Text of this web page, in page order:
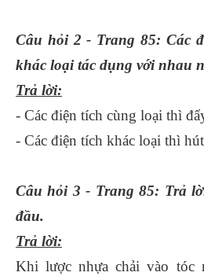
Câu hỏi 2 - Trang 85: Các
khác loại tác dụng với nhau
Trả lời:
- Các điện tích cùng loại thì
- Các điện tích khác loại thì
Câu hỏi 3 - Trang 85: Trả
đầu.
Trả lời:
Khi lược nhựa chải vào tóc